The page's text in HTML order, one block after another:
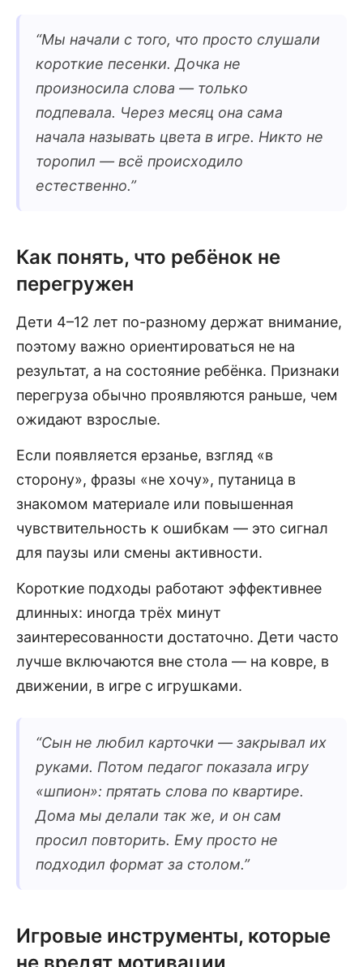
“Мы начали с того, что просто слушали
короткие песенки. Дочка не
произносила слова — только
подпевала. Через месяц она сама
начала называть цвета в игре. Никто не
торопил — всё происходило
естественно.”
Как понять, что ребёнок не
перегружен
Дети 4–12 лет по-разному держат внимание,
поэтому важно ориентироваться не на
результат, а на состояние ребёнка. Признаки
перегруза обычно проявляются раньше, чем
ожидают взрослые.
Если появляется ерзанье, взгляд «в
сторону», фразы «не хочу», путаница в
знакомом материале или повышенная
чувствительность к ошибкам — это сигнал
для паузы или смены активности.
Короткие подходы работают эффективнее
длинных: иногда трёх минут
заинтересованности достаточно. Дети часто
лучше включаются вне стола — на ковре, в
движении, в игре с игрушками.
“Сын не любил карточки — закрывал их
руками. Потом педагог показала игру
«шпион»: прятать слова по квартире.
Дома мы делали так же, и он сам
просил повторить. Ему просто не
подходил формат за столом.”
Игровые инструменты, которые